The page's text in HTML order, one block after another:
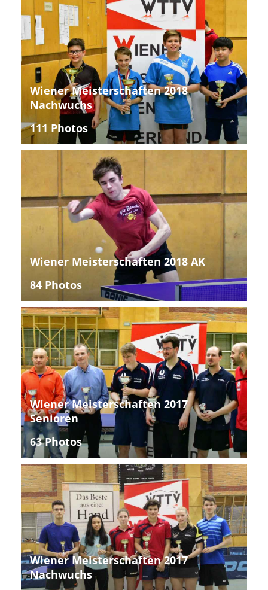
Wiener Meisterschaften 2018
Nachwuchs
111 Photos
Wiener Meisterschaften 2018 AK
84 Photos
Wiener Meisterschaften 2017
Senioren
63 Photos
Wiener Meisterschaften 2017
Nachwuchs